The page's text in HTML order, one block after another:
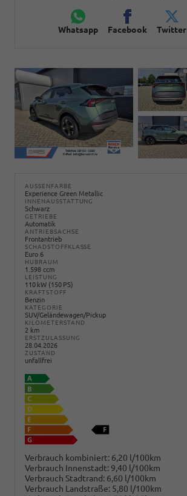
Whatsapp Facebook Twitter
AUSSENFARBE
Experience Green Metallic
INNENAUSSTATTUNG
Schwarz
GETRIEBE
Automatik
ANTRIEBSACHSE
Frontantrieb
SCHADSTOFFKLASSE
Euro 6
HUBRAUM
1.598 ccm
LEISTUNG
110 kW (150 PS)
KRAFTSTOFF
Benzin
KATEGORIE
SUV/Geländewagen/Pickup
KILOMETERSTAND
2 km
ERSTZULASSUNG
28.04.2026
ZUSTAND
unfallfrei
Verbrauch kombiniert: 6,20 l/100km
Verbrauch Innenstadt: 9,40 l/100km
Verbrauch Stadtrand: 6,60 l/100km
Verbrauch Landstraße: 5,80 l/100km